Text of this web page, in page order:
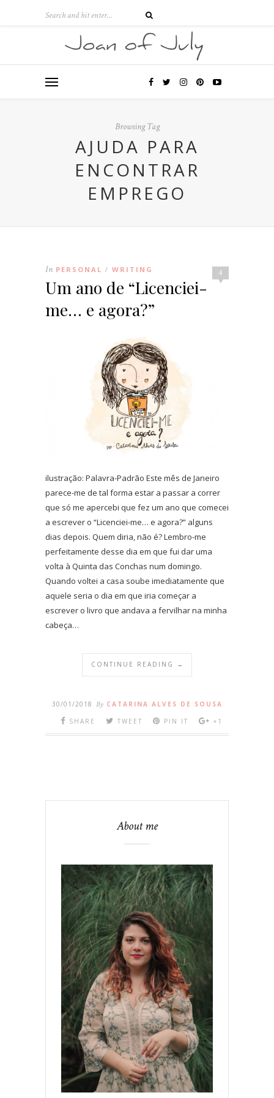
Browsing Tag
AJUDA PARA
ENCONTRAR
EMPREGO
4
In PERSONAL / WRITING
Um ano de “Licenciei-
me… e agora?”
ilustração: Palavra-Padrão Este mês de Janeiro
parece-me de tal forma estar a passar a correr
que só me apercebi que fez um ano que comecei
a escrever o “Licenciei-me… e agora?” alguns
dias depois. Quem diria, não é? Lembro-me
perfeitamente desse dia em que fui dar uma
volta à Quinta das Conchas num domingo.
Quando voltei a casa soube imediatamente que
aquele seria o dia em que iria começar a
escrever o livro que andava a fervilhar na minha
cabeça…
CONTINUE READING →
30/01/2018 By CATARINA ALVES DE SOUSA
SHARE
TWEET PIN IT +1
About me